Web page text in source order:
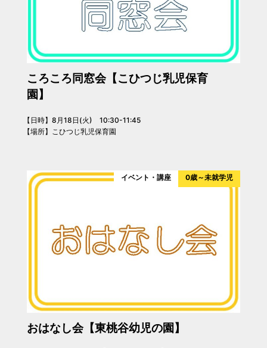
ころころ同窓会【こひつじ乳児保育
園】
【日時】8月18日(火) 10:30-11:45
【場所】こひつじ乳児保育園
イベント・講座 0歳～未就学児
おはなし会【東桃谷幼児の園】